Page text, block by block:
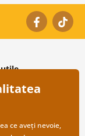
ce aveți nevoie,